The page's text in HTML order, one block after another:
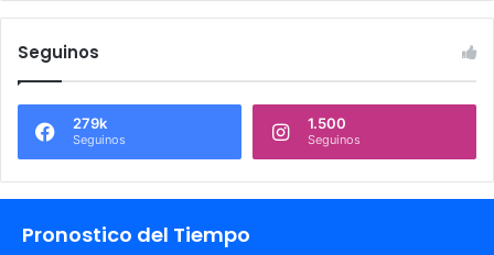
Seguinos
279k
Seguinos
1.500
Seguinos
Pronostico del Tiempo